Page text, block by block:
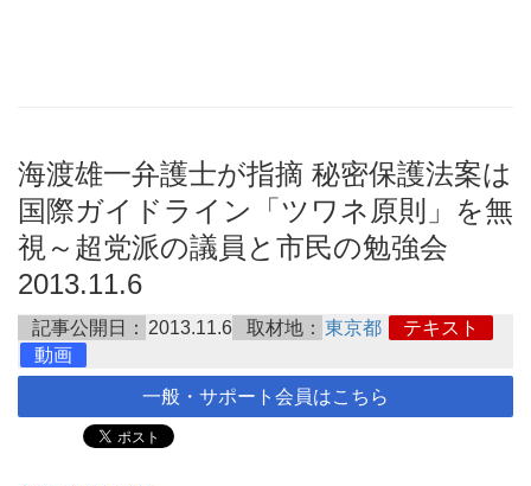
海渡雄一弁護士が指摘 秘密保護法案は
国際ガイドライン「ツワネ原則」を無
視～超党派の議員と市民の勉強会
2013.11.6
記事公開日： 2013.11.6 取材地： 東京都
テキスト
動画
一般・サポート会員はこちら